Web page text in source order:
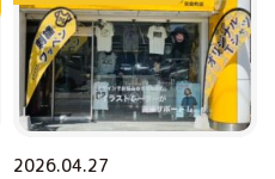
2026.04.27